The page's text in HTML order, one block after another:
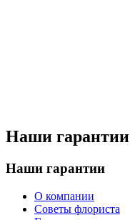
Наши гарантии
Наши гарантии
О компании
Советы флориста